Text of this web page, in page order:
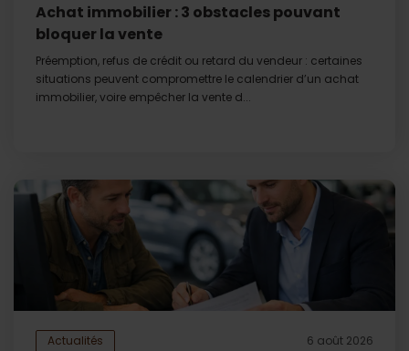
Achat immobilier : 3 obstacles pouvant
bloquer la vente
Préemption, refus de crédit ou retard du vendeur : certaines
situations peuvent compromettre le calendrier d’un achat
immobilier, voire empêcher la vente d...
Actualités 6 août 2026